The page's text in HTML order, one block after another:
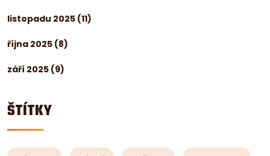
listopadu 2025 (11)
října 2025 (8)
září 2025 (9)
ŠTÍTKY